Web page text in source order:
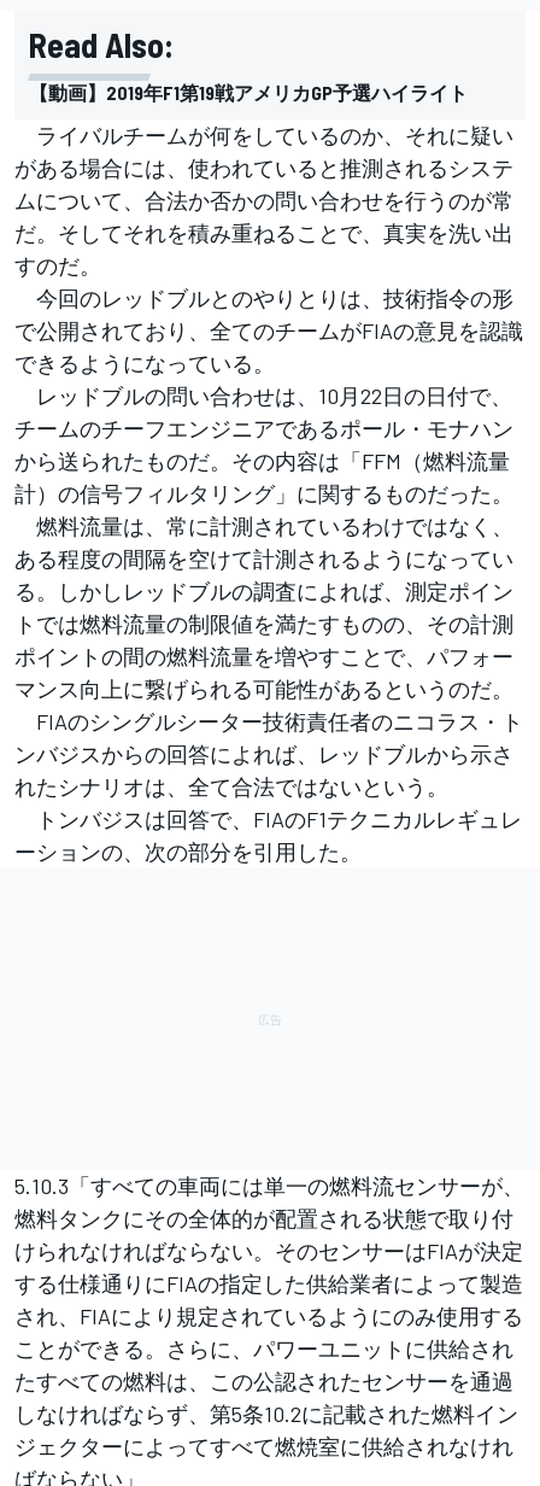
Read Also:
【動画】2019年F1第19戦アメリカGP予選ハイライト
ライバルチームが何をしているのか、それに疑い
がある場合には、使われていると推測されるシステ
ムについて、合法か否かの問い合わせを行うのが常
だ。そしてそれを積み重ねることで、真実を洗い出
すのだ。
今回のレッドブルとのやりとりは、技術指令の形
で公開されており、全てのチームがFIAの意見を認識
できるようになっている。
レッドブルの問い合わせは、10月22日の日付で、
チームのチーフエンジニアであるポール・モナハン
から送られたものだ。その内容は「FFM（燃料流量
計）の信号フィルタリング」に関するものだった。
燃料流量は、常に計測されているわけではなく、
ある程度の間隔を空けて計測されるようになってい
る。しかしレッドブルの調査によれば、測定ポイン
トでは燃料流量の制限値を満たすものの、その計測
ポイントの間の燃料流量を増やすことで、パフォー
マンス向上に繋げられる可能性があるというのだ。
FIAのシングルシーター技術責任者のニコラス・ト
ンバジスからの回答によれば、レッドブルから示さ
れたシナリオは、全て合法ではないという。
トンバジスは回答で、FIAのF1テクニカルレギュレ
ーションの、次の部分を引用した。
5.10.3「すべての車両には単一の燃料流センサーが、
燃料タンクにその全体的が配置される状態で取り付
けられなければならない。そのセンサーはFIAが決定
する仕様通りにFIAの指定した供給業者によって製造
され、FIAにより規定されているようにのみ使用する
ことができる。さらに、パワーユニットに供給され
たすべての燃料は、この公認されたセンサーを通過
しなければならず、第5条10.2に記載された燃料イン
ジェクターによってすべて燃焼室に供給されなけれ
ばならない」